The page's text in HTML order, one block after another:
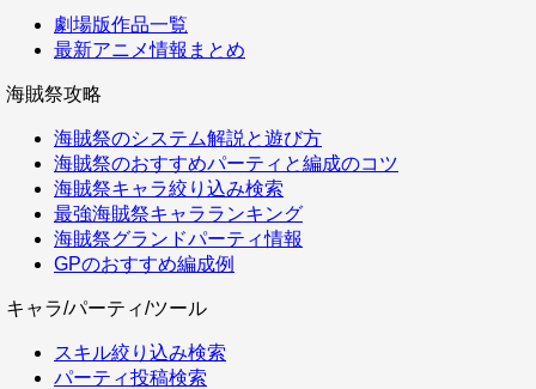
劇場版作品一覧
最新アニメ情報まとめ
海賊祭攻略
海賊祭のシステム解説と遊び方
海賊祭のおすすめパーティと編成のコツ
海賊祭キャラ絞り込み検索
最強海賊祭キャラランキング
海賊祭グランドパーティ情報
GPのおすすめ編成例
キャラ/パーティ/ツール
スキル絞り込み検索
パーティ投稿検索